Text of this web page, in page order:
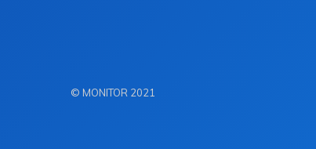
© MONITOR 2021